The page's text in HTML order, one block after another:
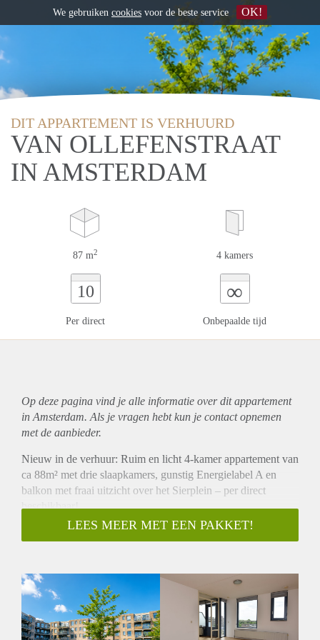
DIT APPARTEMENT IS VERHUURD
VAN OLLEFENSTRAAT
IN AMSTERDAM
87 m2 4 kamers
10
Per direct
∞
Onbepaalde tijd
Op deze pagina vind je alle informatie over ditappartement
in Amsterdam. Als je vragen hebt kun je contact opnemen
met de aanbieder.
Nieuw in de verhuur: Ruim en licht 4-kamer appartement van
ca 88m² met drie slaapkamers, gunstig Energielabel A en
balkon met fraai uitzicht over het Sierplein – per direct
beschikbaar!
B E Z I C H T I G I N G A A N V R A G E N
1. Ga naar onze eigen website en zoek naar de specifieke
3. Vul vervolgens de korte vragenlijst in, zodat we kunnen
kijken of uw profiel aansluit bij de woning.
4. Op basis daarvan ontvangt u wel of geen uitnodiging om
een bezichtiging te plannen.
LEES MEER MET EEN PAKKET!
We gebruiken cookies voor de beste service OK!